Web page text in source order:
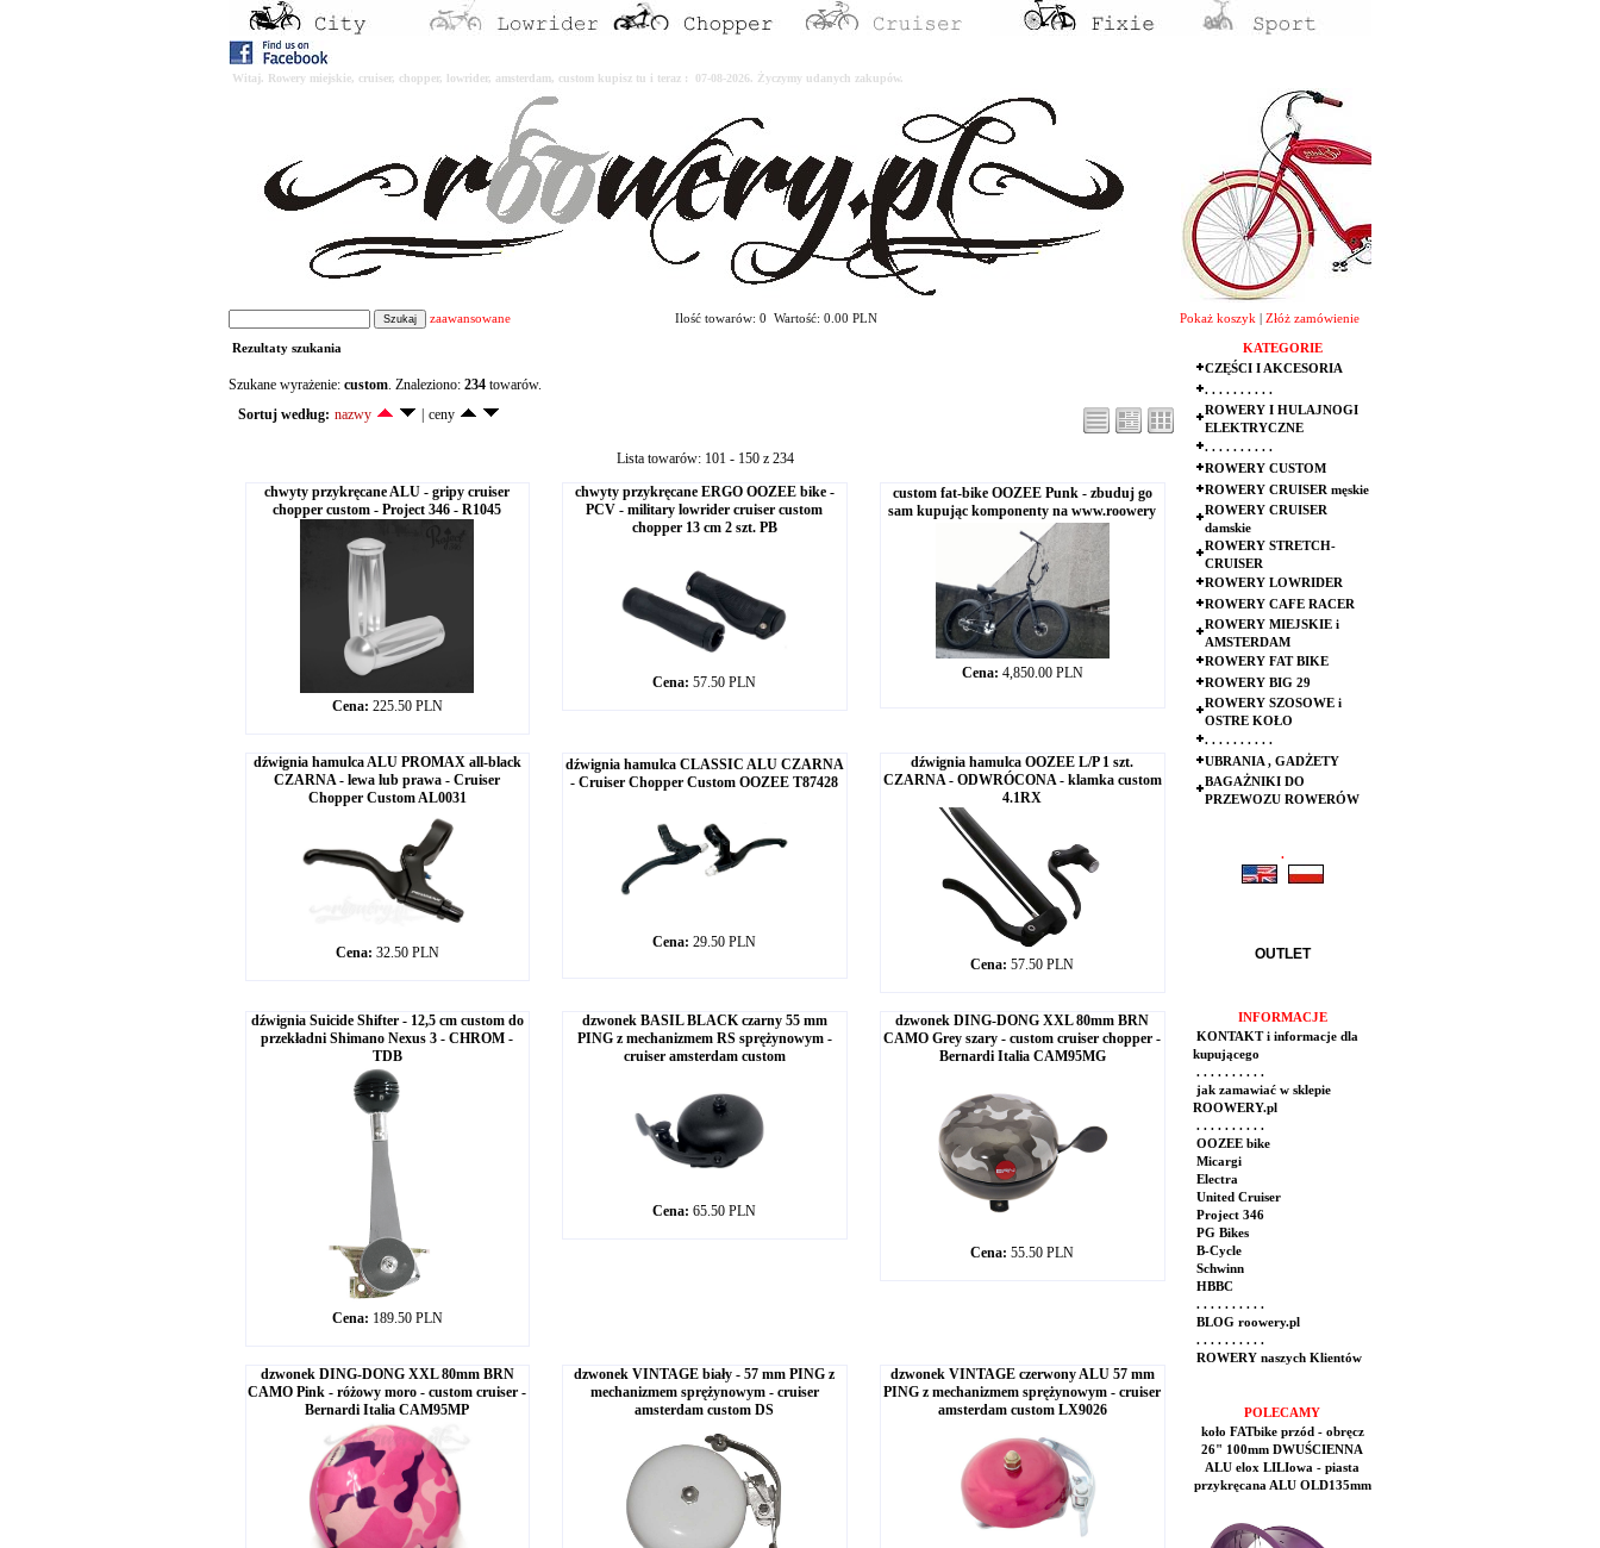
Witaj. Rowery miejskie, cruiser, chopper, lowrider, amsterdam, custom kupisz tu i teraz : 07-08-2026. Życzymy udanych zakupów.
zaawansowane Ilość towarów: 0 Wartość: 0.00 PLN Pokaż koszyk Złóż zamówienie
Rezultaty szukania
Szukane wyrażenie: custom. Znaleziono: 234 towarów.
Sortuj według: nazwy ceny
Lista towarów: 101 - 150 z 234
chwyty przykręcane ALU - gripy cruiser
chopper custom - Project 346 - R1045
Cena: 225.50 PLN
chwyty przykręcane ERGO OOZEE bike -
PCV - military lowrider cruiser custom
chopper 13 cm 2 szt. PB
Cena: 57.50 PLN
custom fat-bike OOZEE Punk - zbuduj go
sam kupując komponenty na www.roowery
Cena: 4,850.00 PLN
dźwignia hamulca ALU PROMAX all-black
CZARNA - lewa lub prawa - Cruiser
Chopper Custom AL0031
Cena: 32.50 PLN
dźwignia hamulca CLASSIC ALU CZARNA
- Cruiser Chopper Custom OOZEE T87428
Cena: 29.50 PLN
dźwignia hamulca OOZEE L/P 1 szt.
CZARNA - ODWRÓCONA - klamka custom
4.1RX
Cena: 57.50 PLN
dźwignia Suicide Shifter - 12,5 cm custom do
przekładni Shimano Nexus 3 - CHROM -
TDB
Cena: 189.50 PLN
dzwonek BASIL BLACK czarny 55 mm
PING z mechanizmem RS sprężynowym -
cruiser amsterdam custom
Cena: 65.50 PLN
dzwonek DING-DONG XXL 80mm BRN
CAMO Grey szary - custom cruiser chopper -
Bernardi Italia CAM95MG
Cena: 55.50 PLN
dzwonek DING-DONG XXL 80mm BRN
CAMO Pink - różowy moro - custom cruiser -
Bernardi Italia CAM95MP
dzwonek VINTAGE biały - 57 mm PING z
mechanizmem sprężynowym - cruiser
amsterdam custom DS
dzwonek VINTAGE czerwony ALU 57 mm
PING z mechanizmem sprężynowym - cruiser
amsterdam custom LX9026
KATEGORIE
CZĘŚCI I AKCESORIA
. . . . . . . . . .
ROWERY I HULAJNOGI
ELEKTRYCZNE
. . . . . . . . . .
ROWERY CUSTOM
ROWERY CRUISER męskie
ROWERY CRUISER
damskie
ROWERY STRETCH-
CRUISER
ROWERY LOWRIDER
ROWERY CAFE RACER
ROWERY MIEJSKIE i
AMSTERDAM
ROWERY FAT BIKE
ROWERY BIG 29
ROWERY SZOSOWE i
OSTRE KOŁO
. . . . . . . . . .
UBRANIA , GADŻETY
BAGAŻNIKI DO
PRZEWOZU ROWERÓW
.
OUTLET
INFORMACJE
KONTAKT i informacje dla
kupującego
. . . . . . . . . .
jak zamawiać w sklepie
ROOWERY.pl
. . . . . . . . . .
OOZEE bike
Micargi
Electra
United Cruiser
Project 346
PG Bikes
B-Cycle
Schwinn
HBBC
. . . . . . . . . .
BLOG roowery.pl
. . . . . . . . . .
ROWERY naszych Klientów
POLECAMY
koło FATbike przód - obręcz
26" 100mm DWUŚCIENNA
ALU elox LILIowa - piasta
przykręcana ALU OLD135mm